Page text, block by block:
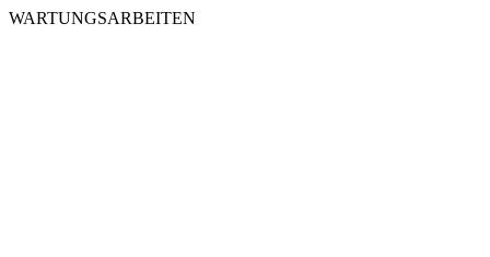
WARTUNGSARBEITEN